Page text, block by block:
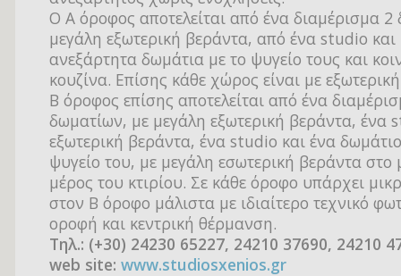
Ο Α όροφος αποτελείται από ένα διαμέρισμα
μεγάλη εξωτερική βεράντα, από ένα studio και
ανεξάρτητα δωμάτια με το ψυγείο τους και
κουζίνα. Επίσης κάθε χώρος είναι με
Β όροφος επίσης αποτελείται από ένα
δωματίων, με μεγάλη εξωτερική βεράντα, ένα
εξωτερική βεράντα, ένα studio και ένα
ψυγείο του, με μεγάλη εσωτερική βεράντα στο
μέρος του κτιρίου. Σε κάθε όροφο υπάρχει
στον Β όροφο μάλιστα με ιδιαίτερο τεχνικό
οροφή και κεντρική θέρμανση.
Τηλ.: (+30) 24230 65227, 24210 37690, 24210
web site: www.studiosxenios.gr